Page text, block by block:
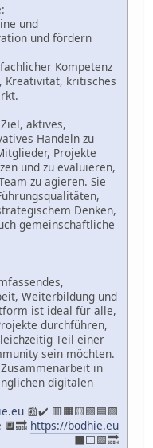
und
und fördern
Kompetenz
Kreativität, kritisches
aktives,
Handeln zu
Projekte
und zu evaluieren,
zu agieren. Sie
Denken,
gemeinschaftliche
Weiterbildung und
ist ideal für alle,
durchführen,
Teil einer
sein möchten.
in
digitalen
📰✔️ 🟥🟧🟨🟩🟦🟪
🔲🔜 https://bodhie.eu
⬛️⬜️🟪🔜